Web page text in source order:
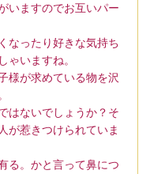
いますのでお互いパー
なったり好きな気持ち
ゃいますね。
様が求めている物を沢
はないでしょうか？そ
が惹きつけられていま
る。かと言って鼻につ